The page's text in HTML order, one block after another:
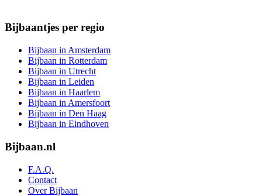
Bijbaantjes per regio
Bijbaan in Amsterdam
Bijbaan in Rotterdam
Bijbaan in Utrecht
Bijbaan in Leiden
Bijbaan in Haarlem
Bijbaan in Amersfoort
Bijbaan in Den Haag
Bijbaan in Eindhoven
Bijbaan.nl
F.A.Q.
Contact
Over Bijbaan